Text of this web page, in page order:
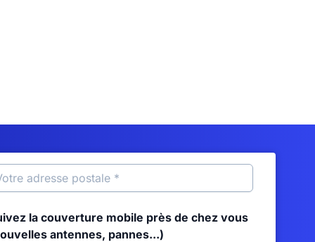
la couverture mobile près de chez vous
antennes, pannes...)